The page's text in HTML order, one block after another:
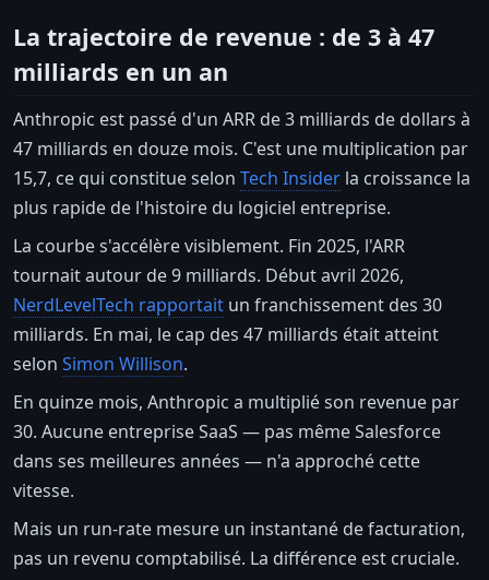
La trajectoire de revenue : de 3 à 47
milliards en un an
Anthropic est passé d'un ARR de 3 milliards de dollars à
47 milliards en douze mois. C'est une multiplication par
15,7, ce qui constitue selon Tech Insider la croissance la
plus rapide de l'histoire du logiciel entreprise.
La courbe s'accélère visiblement. Fin 2025, l'ARR
tournait autour de 9 milliards. Début avril 2026,
NerdLevelTech rapportait un franchissement des 30
milliards. En mai, le cap des 47 milliards était atteint
selon Simon Willison.
En quinze mois, Anthropic a multiplié son revenue par
30. Aucune entreprise SaaS — pas même Salesforce
dans ses meilleures années — n'a approché cette
vitesse.
Mais un run-rate mesure un instantané de facturation,
pas un revenu comptabilisé. La différence est cruciale.